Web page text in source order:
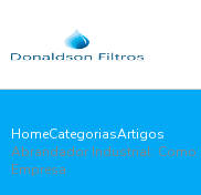
HomeCategoriasArtigos
Abrandador Industrial: Como
Empresa